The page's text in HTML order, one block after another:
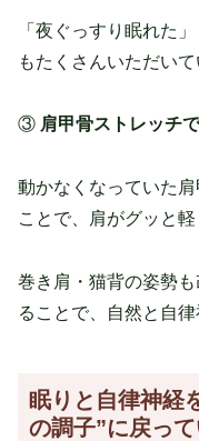
「夜ぐっすり眠れた
もたくさんいただいて
③ 肩甲骨ストレッチ
動かなくなっていた
ことで、肩がグッと軽
巻き肩・猫背の姿勢
ることで、自然と自
眠りと自律神経
の調子”に戻って